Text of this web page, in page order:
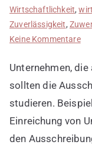
Wirtschaftlichkeit,
Zuverlässigkeit,
Keine Kommentarezu
3:
Unternehmen,
sollten die
studieren.
Einreichung von
den